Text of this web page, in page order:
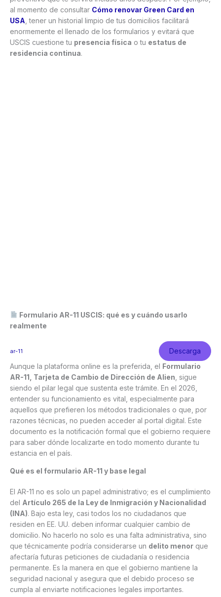
al momento de consultar Cómo renovar Green Card en
USA , tener un historial limpio de tus domicilios facilitará
enormemente el llenado de los formularios y evitará que
USCIS cuestione tu presencia física o tu estatus de
residencia continua.
Formulario AR-11 USCIS: qué es y cuándo usarlo
realmente
ar-11
Descarga
Aunque la plataforma online es la preferida, el Formulario
AR-11, Tarjeta de Cambio de Dirección de Alien , sigue
siendo el pilar legal que sustenta este trámite. En el 2026,
entender su funcionamiento es vital, especialmente para
aquellos que prefieren los métodos tradicionales o que, por
razones técnicas, no pueden acceder al portal digital. Este
documento es la notificación formal que el gobierno requiere
para saber dónde localizarte en todo momento durante tu
estancia en el país.
Qué es el formulario AR-11 y base legal
El AR-11 no es solo un papel administrativo; es el cumplimiento
del Artículo 265 de la Ley de Inmigración y Nacionalidad
(INA). Bajo esta ley, casi todos los no ciudadanos que
residen en EE. UU. deben informar cualquier cambio de
domicilio. No hacerlo no solo es una falta administrativa, sino
que técnicamente podría considerarse un delito menor que
afectaría futuras peticiones de ciudadanía o residencia
permanente. Es la manera en que el gobierno mantiene la
seguridad nacional y asegura que el debido proceso se
cumpla al enviarte notificaciones legales importantes.